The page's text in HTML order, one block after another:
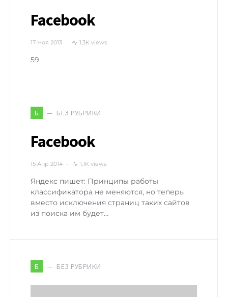
Facebook
17 Ноя 2013 1,3K views
59
Б БЕЗ РУБРИКИ
Facebook
15 Апр 2014 1,1K views
Яндекс пишет: Принципы работы
классификатора не меняются, но теперь
вместо исключения страниц таких сайтов
из поиска им будет…
Б БЕЗ РУБРИКИ